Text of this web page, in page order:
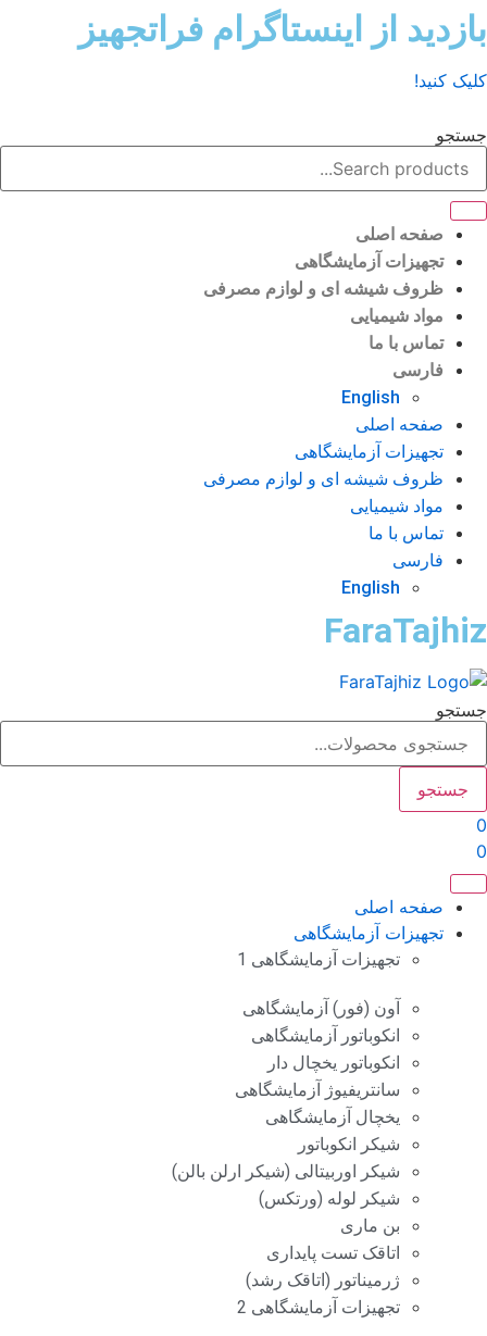
از اینستاگرام فراتجهیز
کنید!
صفحه اصلی
تجهیزات آزمایشگاهی
ظروف شیشه ای و لوازم مصرفی
مواد شیمیایی
تماس با ما
فارسی
English
صفحه اصلی
تجهیزات آزمایشگاهی
ظروف شیشه ای و لوازم مصرفی
مواد شیمیایی
تماس با ما
فارسی
English
جستجو
صفحه اصلی
تجهیزات آزمایشگاهی
تجهیزات آزمایشگاهی 1
آون (فور) آزمایشگاهی
انکوباتور آزمایشگاهی
انکوباتور یخچال دار
سانتریفیوژ آزمایشگاهی
یخچال آزمایشگاهی
شیکر انکوباتور
شیکر اوربیتالی (شیکر ارلن بالن)
شیکر لوله (ورتکس)
بن ماری
اتاقک تست پایداری
ژرمیناتور (اتاقک رشد)
تجهیزات آزمایشگاهی 2